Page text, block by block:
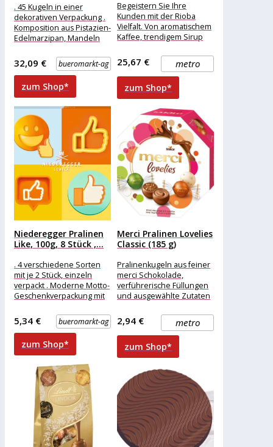
. 45 Kugeln in einer
dekorativen Verpackung .
Komposition aus Pistazien-
Edelmarzipan, Mandeln
Doppelt umhüllt mit
Alpenmilch- und
bueromarkt-ag
32,09 €
zum Shop*
Begeistern Sie Ihre
Kunden mit der Rioba
Vielfalt. Von aromatischem
Kaffee, trendigem Sirup
Artikeln in
metro
25,67 €
zum Shop*
Niederegger Pralinen
Like, 100g, 8 Stück ,...
. 4 verschiedene Sorten
mit je 2 Stück, einzeln
verpackt . Moderne Motto-
Geschenkverpackung mit
Nougat undbueromarkt-ag
5,34 €
zum Shop*
Merci Pralinen Lovelies
Classic (185 g)
Pralinenkugeln aus feiner
merci Schokolade,
verführerische Füllungen
und ausgewählte Zutaten
Verwöhnender
Schokoladengenuss in
einer farbenfrohen
metro
2,94 €
zum Shop*